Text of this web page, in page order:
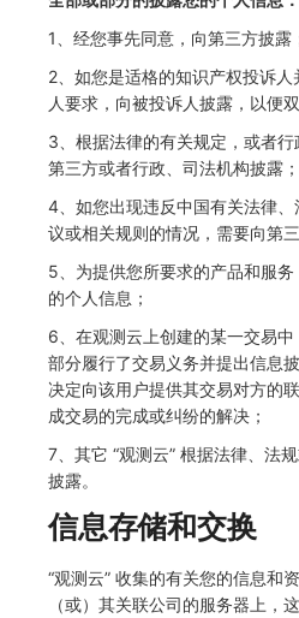
1、经您事先同意，向第三方披露
2、如您是适格的知识产权投诉
人要求，向被投诉人披露，以便
3、根据法律的有关规定，或者
第三方或者行政、司法机构披露；
4、如您出现违反中国有关法律、
议或相关规则的情况，需要向第
5、为提供您所要求的产品和服
的个人信息；
6、在观测云上创建的某一交易
部分履行了交易义务并提出信息
决定向该用户提供其交易对方的
成交易的完成或纠纷的解决；
7、其它 “观测云” 根据法律、法
披露。
信息存储和交换
“观测云” 收集的有关您的信息和
（或）其关联公司的服务器上，